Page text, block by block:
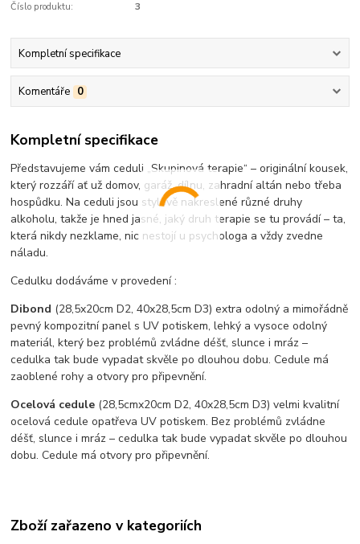
Číslo produktu: 3
Kompletní specifikace
Komentáře 0
Kompletní specifikace
Představujeme vám ceduli „Skupinová terapie“ – originální kousek,
který rozzáří ať už domov, garáž, dílnu, zahradní altán nebo třeba
hospůdku. Na ceduli jsou stylově nakreslené různé druhy
alkoholu, takže je hned jasné, jaký druh terapie se tu provádí – ta,
která nikdy nezklame, nic nestojí u psychologa a vždy zvedne
náladu.
Cedulku dodáváme v provedení :
Dibond (28,5x20cm D2, 40x28,5cm D3) extra odolný a mimořádně
pevný kompozitní panel s UV potiskem, lehký a vysoce odolný
materiál, který bez problémů zvládne déšť, slunce i mráz –
cedulka tak bude vypadat skvěle po dlouhou dobu. Cedule má
zaoblené rohy a otvory pro připevnění.
Ocelová cedule (28,5cmx20cm D2, 40x28,5cm D3) velmi kvalitní
ocelová cedule opatřeva UV potiskem. Bez problémů zvládne
déšť, slunce i mráz – cedulka tak bude vypadat skvěle po dlouhou
dobu. Cedule má otvory pro připevnění.
Zboží zařazeno v kategoriích